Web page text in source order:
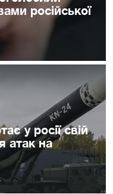
російської
у росії свій
атак на